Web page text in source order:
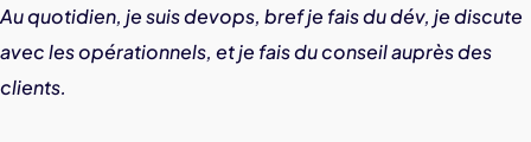
Au quotidien, je suis devops, bref je fais du dév, je discute
avec les opérationnels, et je fais du conseil auprès des
clients.